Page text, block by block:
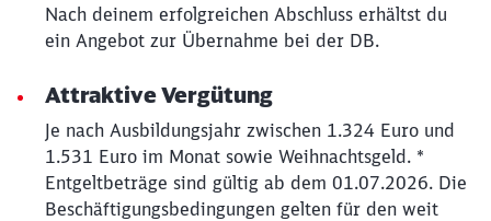
Nach deinem erfolgreichen Abschluss erhältst du
ein Angebot zur Übernahme bei der DB.
Attraktive Vergütung
Je nach Ausbildungsjahr zwischen 1.324 Euro und
1.531 Euro im Monat sowie Weihnachtsgeld. *
Entgeltbeträge sind gültig ab dem 01.07.2026. Die
Beschäftigungsbedingungen gelten für den weit